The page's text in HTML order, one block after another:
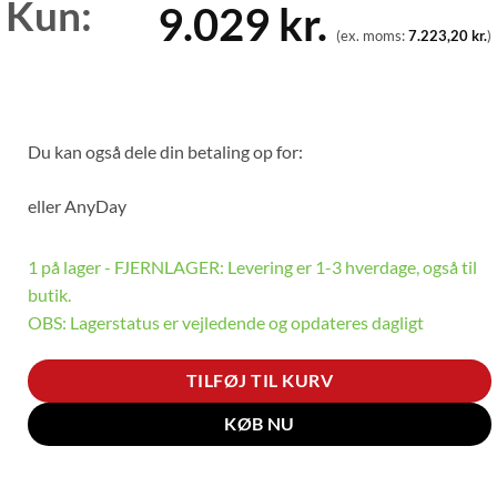
Kun: 9.029 kr. (ex. moms:7.223,20kr.)
Du kan også dele din betaling op for:
ellerAnyDay
1 på lager - FJERNLAGER: Levering er 1-3 hverdage, også til
butik.
OBS: Lagerstatus er vejledende og opdateres dagligt
TILFØJ TIL KURV
KØB NU